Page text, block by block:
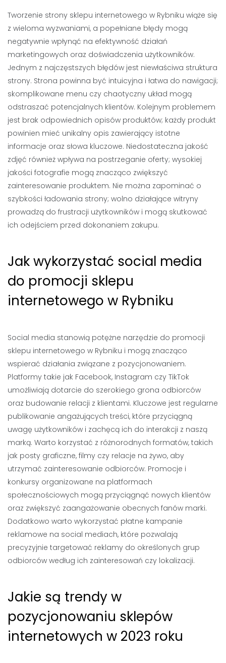
Tworzenie strony sklepu internetowego w Rybniku wiąże się
z wieloma wyzwaniami, a popełniane błędy mogą
negatywnie wpłynąć na efektywność działań
marketingowych oraz doświadczenia użytkowników.
Jednym z najczęstszych błędów jest niewłaściwa struktura
strony. Strona powinna być intuicyjna i łatwa do nawigacji;
skomplikowane menu czy chaotyczny układ mogą
odstraszać potencjalnych klientów. Kolejnym problemem
jest brak odpowiednich opisów produktów; każdy produkt
powinien mieć unikalny opis zawierający istotne
informacje oraz słowa kluczowe. Niedostateczna jakość
zdjęć również wpływa na postrzeganie oferty; wysokiej
jakości fotografie mogą znacząco zwiększyć
zainteresowanie produktem. Nie można zapominać o
szybkości ładowania strony; wolno działające witryny
prowadzą do frustracji użytkowników i mogą skutkować
ich odejściem przed dokonaniem zakupu.
Jak wykorzystać social media
do promocji sklepu
internetowego w Rybniku
Social media stanowią potężne narzędzie do promocji
sklepu internetowego w Rybniku i mogą znacząco
wspierać działania związane z pozycjonowaniem.
Platformy takie jak Facebook, Instagram czy TikTok
umożliwiają dotarcie do szerokiego grona odbiorców
oraz budowanie relacji z klientami. Kluczowe jest regularne
publikowanie angażujących treści, które przyciągną
uwagę użytkowników i zachęcą ich do interakcji z naszą
marką. Warto korzystać z różnorodnych formatów, takich
jak posty graficzne, filmy czy relacje na żywo, aby
utrzymać zainteresowanie odbiorców. Promocje i
konkursy organizowane na platformach
społecznościowych mogą przyciągnąć nowych klientów
oraz zwiększyć zaangażowanie obecnych fanów marki.
Dodatkowo warto wykorzystać płatne kampanie
reklamowe na social mediach, które pozwalają
precyzyjnie targetować reklamy do określonych grup
odbiorców według ich zainteresowań czy lokalizacji.
Jakie są trendy w
pozycjonowaniu sklepów
internetowych w 2023 roku